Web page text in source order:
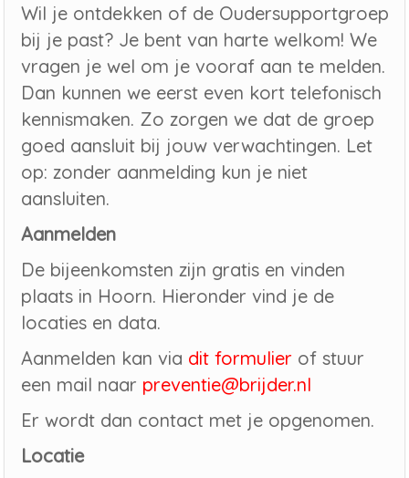
Wil je ontdekken of de Oudersupportgroep
bij je past? Je bent van harte welkom! We
vragen je wel om je vooraf aan te melden.
Dan kunnen we eerst even kort telefonisch
kennismaken. Zo zorgen we dat de groep
goed aansluit bij jouw verwachtingen. Let
op: zonder aanmelding kun je niet
aansluiten.
Aanmelden
De bijeenkomsten zijn gratis en vinden
plaats in Hoorn. Hieronder vind je de
locaties en data.
Aanmelden kan via dit formulier of stuur
een mail naar preventie@brijder.nl
Er wordt dan contact met je opgenomen.
Locatie